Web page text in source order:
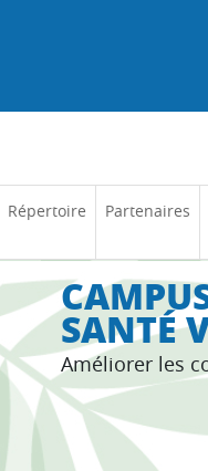
Répertoire Partenaires
SANTÉ
Améliorer les